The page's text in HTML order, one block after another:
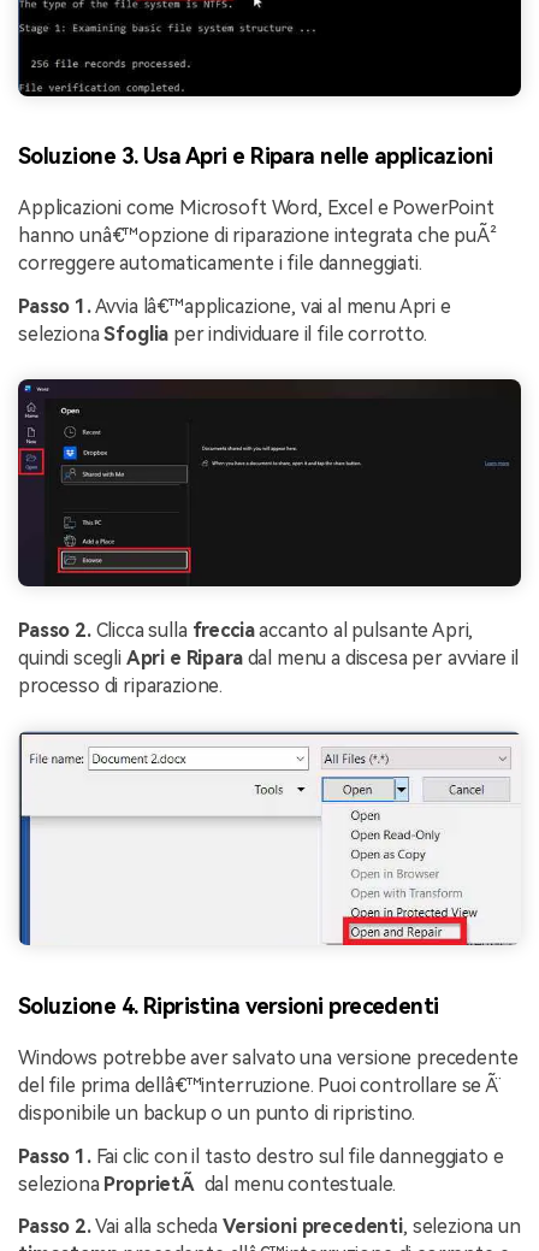
Soluzione 3. Usa Apri e Ripara nelle applicazioni
Applicazioni come Microsoft Word, Excel e PowerPoint
hanno unâ€™opzione di riparazione integrata che puÃ²
correggere automaticamente i file danneggiati.
Passo 1.Avvia lâ€™applicazione, vai al menu Apri e
selezionaSfoglia per individuare il file corrotto.
Passo 2.Clicca sulla frecciaaccanto al pulsante Apri,
quindi scegli Apri e Riparadal menu a discesa per avviare il
processo di riparazione.
Soluzione 4. Ripristina versioni precedenti
Windows potrebbe aver salvato una versione precedente
del file prima dellâ€™interruzione. Puoi controllare se Ã¨
disponibile un backup o un punto di ripristino.
Passo 1.Fai clic con il tasto destro sul file danneggiato e
seleziona ProprietÃ dal menu contestuale.
Passo 2.Vai alla schedaVersioni precedenti, seleziona un